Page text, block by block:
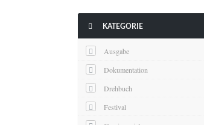
 KATEGORIE
Ausgabe
Dokumentation
Drehbuch
Festival